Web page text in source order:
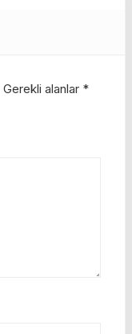
Gerekli alanlar *